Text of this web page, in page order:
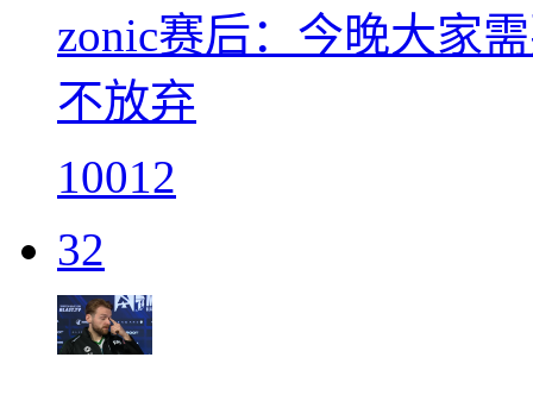
zonic赛后：今晚大家
不放弃
10012
32